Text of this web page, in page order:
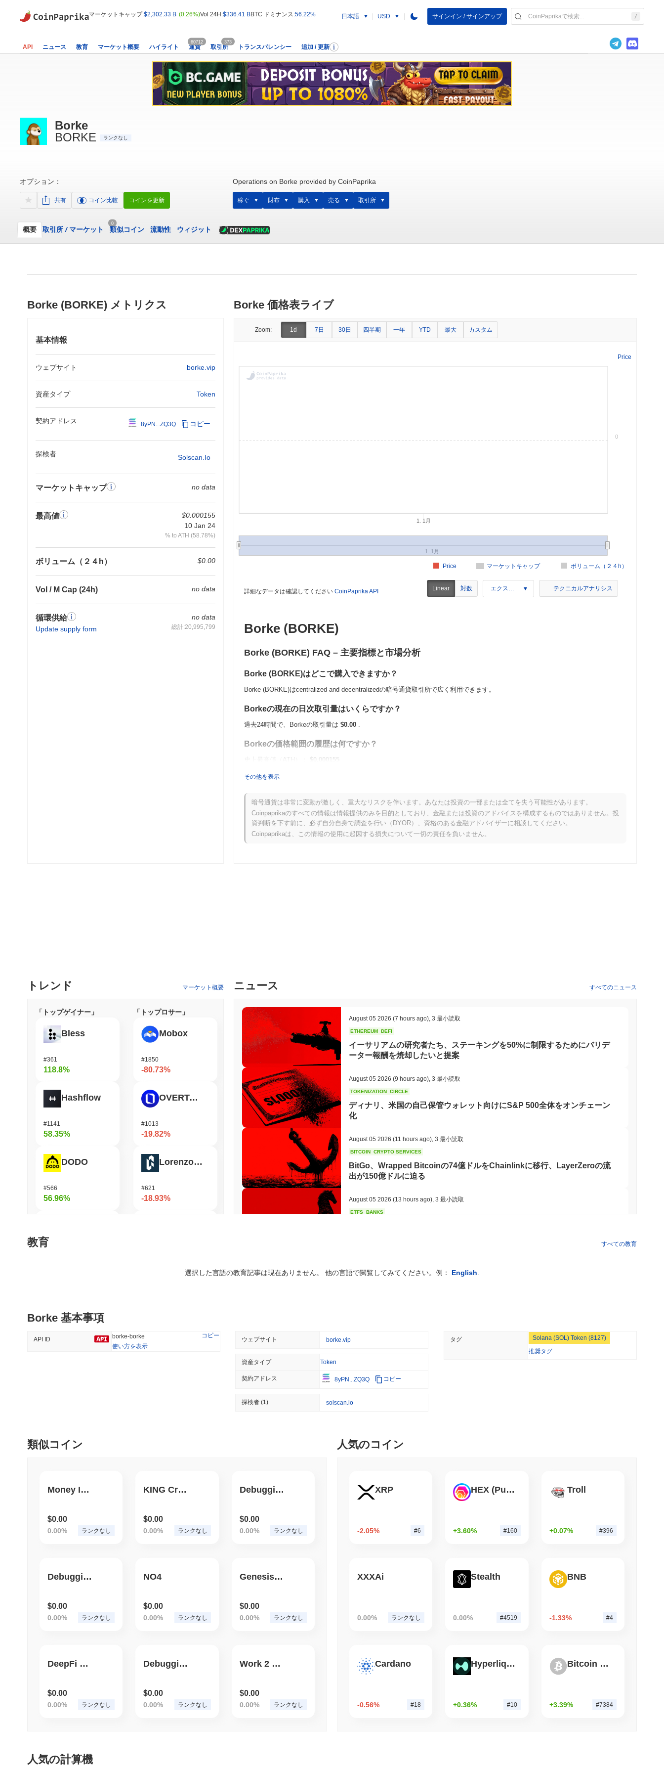
マーケットキャップ:$2,302.33 B (0.26%)Vol 24H:$336.41 BBTC ドミナンス:56.22% 日本語 USD サインイン / サインアップ
API ニュース 教育 マーケット概要 ハイライト 通貨
60712
取引所
373
トランスパレンシー 追加 / 更新
Borke
BORKE
ランクなし
オプション：
共有 コイン比較 コインを更新
Operations on Borke provided by CoinPaprika
稼ぐ 財布 購入 売る 取引所
概要 取引所 /マーケット
0
類似コイン 流動性 ウィジット
Borke (BORKE) メトリクス
基本情報
ウェブサイト borke.vip
資産タイプ Token
契約アドレス 8yPN...ZQ3Q コピー
探検者 Solscan.io
マーケットキャップ no data
最高値
$0.000155
10 Jan 24
% to ATH (58.78%)
ボリューム（２４h） $0.00
Vol / M Cap (24h) no data
循環供給
Update supply form
no data
総計:20,995,799
Borke 価格表ライブ
Zoom: 1d 7日 30日 四半期 一年 YTD 最大 カスタム
Price
マーケットキャップ ボリューム（２４h）
Price
1. 1月
1. 1月
0
詳細なデータは確認してください CoinPaprika API Linear 対数 エクスポート テクニカルアナリシス
Borke (BORKE)
Borke (BORKE) FAQ – 主要指標と市場分析
Borke (BORKE)はどこで購入できますか？
Borke (BORKE)はcentralized and decentralizedの暗号通貨取引所で広く利用できます。
Borkeの現在の日次取引量はいくらですか？
過去24時間で、Borkeの取引量は $0.00 .
Borkeの価格範囲の履歴は何ですか？
史上最高値（ATH）：
$0.000155
Borkeは、より広範な暗号市場と比較してどのようなパフォーマンスですか？
過去7日間で、Borkeは 0.00%上昇し、0.26%の上昇を記録した全体の暗号市場を下回っています。これは、より広範な市場のモメン
タムと比較して、BORKEの価格アクションにおける一時的な遅れを示しています。
その他を表示
暗号通貨は非常に変動が激しく、重大なリスクを伴います。あなたは投資の一部または全てを失う可能性があります。
Coinpaprikaのすべての情報は情報提供のみを目的としており、金融または投資のアドバイスを構成するものではありません。投
資判断を下す前に、必ず自分自身で調査を行い（DYOR）、資格のある金融アドバイザーに相談してください。
Coinpaprikaは、この情報の使用に起因する損失について一切の責任を負いません。
トレンド マーケット概要
「トップゲイナー」
Bless
#361
118.8%
Hashflow
#1141
58.35%
DODO
#566
56.96%
#211
「トップロサー」
Mobox
#1850
-80.73%
OVERTAKE
#1013
-19.82%
Lorenzo Protocol
#621
-18.93%
ニュース すべてのニュース
August 05 2026 (7 hours ago) 3 最小読取
ETHEREUM DEFI
イーサリアムの研究者たち、ステーキングを50%に制限するためにバリデ
ーター報酬を焼却したいと提案
August 05 2026 (9 hours ago) 3 最小読取
TOKENIZATION CIRCLE
ディナリ、米国の自己保管ウォレット向けにS&P 500全体をオンチェーン
化
August 05 2026 (11 hours ago) 3 最小読取
BITCOIN CRYPTO SERVICES
BitGo、Wrapped Bitcoinの74億ドルをChainlinkに移行、LayerZeroの流
出が150億ドルに迫る
August 05 2026 (13 hours ago) 3 最小読取
ETFS BANKS
ECONOMIC DATA WEB3
ブラックロック、3110億ドルの欧州現金ファンドをイーサリアム上に展開
August 05 2026(19 hours ago)
CLARITY法案の運命は休会前の4日間の上院のウィンドウにかかっている
August 04 2026 (1 day ago)
August 04 2026
オンチェーン取引が記録的シェアを獲得、中央集権型取引所の取引量が減
BITCOIN HACKERS
2021年のColdcardファームウェアの欠陥がビットコインウォレットを
教育 すべての教育
選択した言語の教育記事は現在ありません。 他の言語で閲覧してみてください。例： English
Borke 基本事項
API ID borke-borke
コピー
使い方を表示
ウェブサイト borke.vip
資産タイプ Token
契約アドレス 8yPN...ZQ3Q コピー
探検者(1) solscan.io
タグ
Solana (SOL) Token (8127)
推奨タグ
類似コイン
Money In Crypto
$0.00
0.00% ランクなし
KING CryptoGPT
$0.00
0.00% ランクなし
Debugging
$0.00
0.00% ランクなし
Debugging
$0.00
0.00% ランクなし
NO4
$0.00
0.00% ランクなし
Genesis Ponzi Token
$0.00
0.00% ランクなし
DeepFi Boss
$0.00
0.00% ランクなし
Debugging
$0.00
0.00% ランクなし
Work 2 Hour
$0.00
0.00% ランクなし
人気のコイン
XRP
-2.05% #6
HEX (Pulsechain)
+3.60% #160
Troll
+0.07% #396
XXXAi
0.00% ランクなし
Stealth
0.00% #4519
BNB
-1.33% #4
Cardano
-0.56% #18
Hyperliquid
+0.36% #10
Bitcoin Silver
+3.39% #7384
人気の計算機